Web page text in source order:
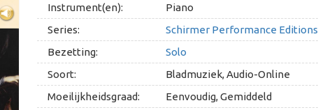
Instrument(en):
Piano
Series:
Schirmer Performance Editions
Bezetting:
Solo
Soort:
Bladmuziek, Audio-Online
Moeilijkheidsgraad:
Eenvoudig, Gemiddeld